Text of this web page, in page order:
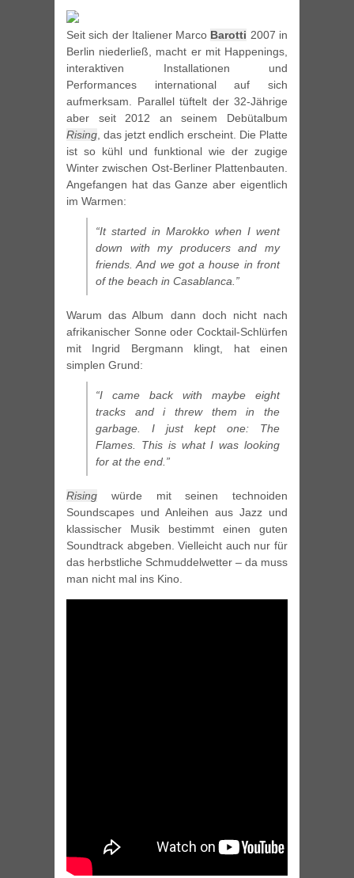
Seit sich der Italiener Marco Barotti 2007 in
Berlin niederließ, macht er mit Happenings,
interaktiven Installationen und
Performances international auf sich
aufmerksam. Parallel tüftelt der 32-Jährige
aber seit 2012 an seinem Debütalbum
Rising, das jetzt endlich erscheint. Die Platte
ist so kühl und funktional wie der zugige
Winter zwischen Ost-Berliner Plattenbauten.
Angefangen hat das Ganze aber eigentlich
im Warmen:
“It started in Marokko when I went
down with my producers and my
friends. And we got a house in front
of the beach in Casablanca.”
Warum das Album dann doch nicht nach
afrikanischer Sonne oder Cocktail-Schlürfen
mit Ingrid Bergmann klingt, hat einen
simplen Grund:
“I came back with maybe eight
tracks and i threw them in the
garbage. I just kept one: The
Flames. This is what I was looking
for at the end.”
Rising würde mit seinen technoiden
Soundscapes und Anleihen aus Jazz und
klassischer Musik bestimmt einen guten
Soundtrack abgeben. Vielleicht auch nur für
das herbstliche Schmuddelwetter – da muss
man nicht mal ins Kino.